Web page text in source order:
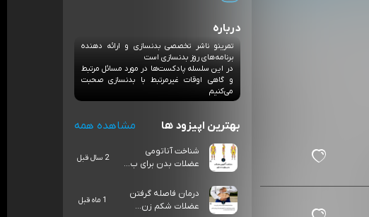
درباره
تمرینو ناشر تخصصی بدنسازی و ارائه دهنده
برنامه‌های روز بدنسازی است
در این سلسله پادکست‌ها در مورد مسائل مرتبط
و گاهی اوقات غیرمرتبط با بدنسازی صحبت
می‌کنیم
بهترین اپیزود ها مشاهده همه
شناخت آناتومی
عضلات بدن برای ب...
2 سال قبل
درمان فاصله گرفتن
عضلات شکم زن...
1 ماه قبل